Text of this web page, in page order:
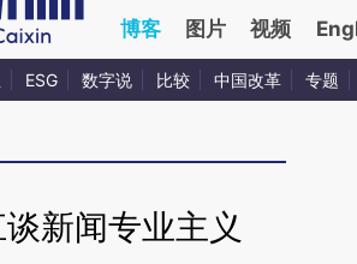
博客 图片 视频
ESG 数字说 比较 中国改革 专题
新闻专业主义